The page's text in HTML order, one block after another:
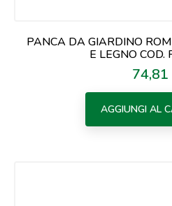
PANCA DA GIARDINO
E LEGNO
Prezzo
AGGIUNGI AL